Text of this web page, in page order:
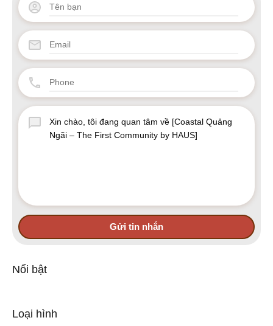
Gửi tin nhắn
Nổi bật
Loại hình